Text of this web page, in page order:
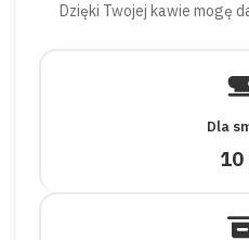
Dzięki Twojej kawie mogę
Dla
10